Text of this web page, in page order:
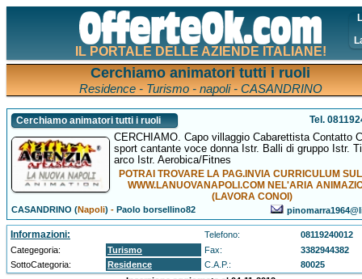
IL PORTALE DELLE AZIENDE ITALIANE!
Cerchiamo animatori tutti i ruoli
Residence - Turismo - napoli - CASANDRINO
Cerchiamo animatori tutti i ruoli Tel.
CERCHIAMO. Capo villaggio Cabarettista Contatto
sport cantante voce donna Istr. Balli di gruppo Istr.
arco Istr. Aerobica/Fitnes
POTRAI TROVARE LA PAG.INVIA CURRICULUM
WWW.LANUOVANAPOLI.COM NEL'ARIA
(LAVORA CONOI)
CASANDRINO (Napoli) -Paolo borsellino82
Informazioni: Telefono:
08119240012
Categegoria:
Turismo Fax:
3382944382
SottoCategoria:
Residence C.A.P.:
80025